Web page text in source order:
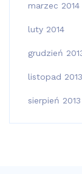
marzec 2014
luty 2014
grudzień
listopad 2013
sierpień 2013